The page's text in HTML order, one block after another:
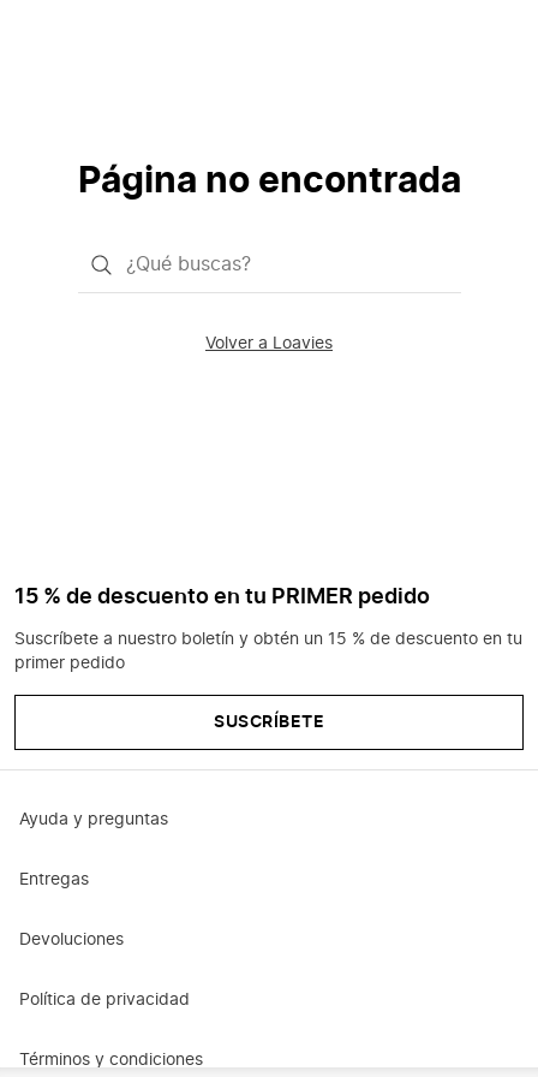
Página no encontrada
¿Qué
Volver a Loavies
15 % de descuento en tu PRIMER pedido
Suscríbete a nuestro boletín y obtén un 15 % de descuento en tu
primer pedido
SUSCRÍBETE
Ayuda y preguntas
Entregas
Devoluciones
Política de privacidad
Términos y condiciones